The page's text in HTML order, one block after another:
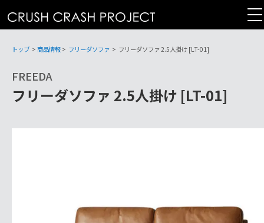
テ
トップ > 商品情報> フリーダソファ > フリーダソファ 2.5人掛け [LT-01]
FREEDA
フリーダソファ 2.5人掛け [LT-01]